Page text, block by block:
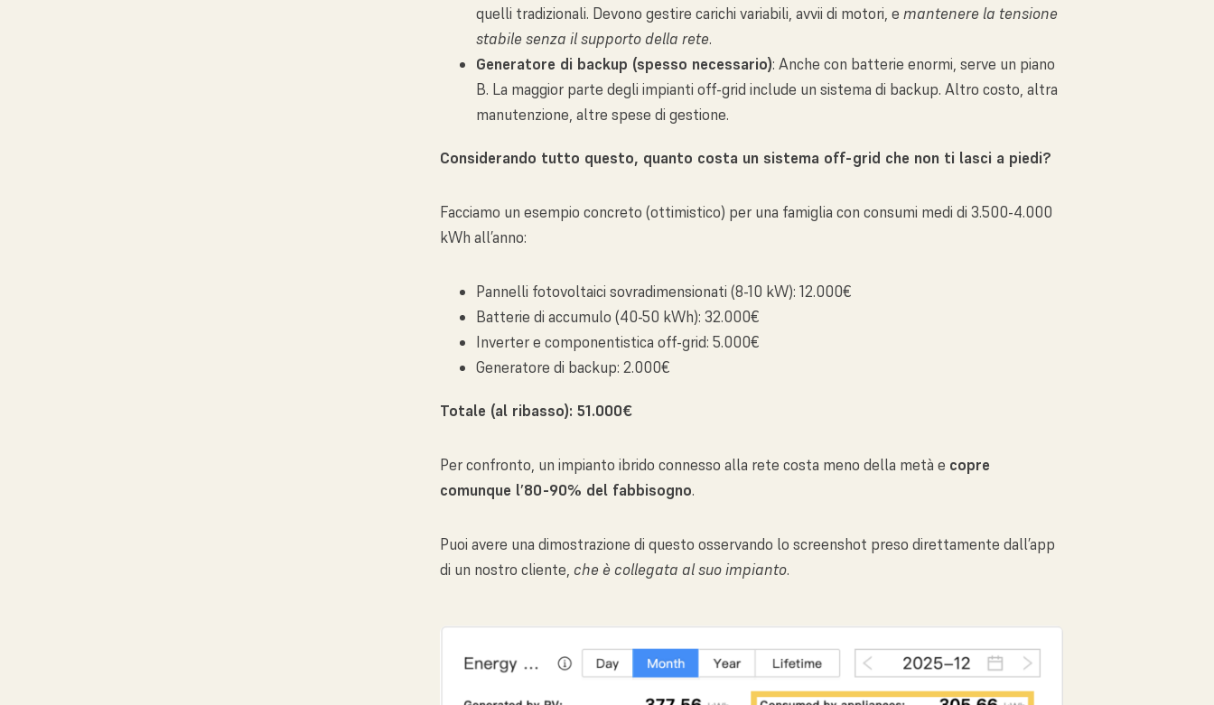
quelli tradizionali. Devono gestire carichi variabili, avvii di motori, e mantenere la tensione
stabile senza il supporto della rete.
Generatore di backup (spesso necessario): Anche con batterie enormi, serve un piano
B. La maggior parte degli impianti off-grid include un sistema di backup. Altro costo, altra
manutenzione, altre spese di gestione.
Considerando tutto questo, quanto costa un sistema off-grid che non ti lasci a piedi?
Facciamo un esempio concreto (ottimistico) per una famiglia con consumi medi di 3.500-4.000
kWh all’anno:
Pannelli fotovoltaici sovradimensionati (8-10 kW): 12.000€
Batterie di accumulo (40-50 kWh): 32.000€
Inverter e componentistica off-grid: 5.000€
Generatore di backup: 2.000€
Totale (al ribasso): 51.000€
Per confronto, un impianto ibrido connesso alla rete costa meno della metà e copre
comunque l’80-90% del fabbisogno.
Puoi avere una dimostrazione di questo osservando lo screenshot preso direttamente dall’app
di un nostro cliente, che è collegata al suo impianto.